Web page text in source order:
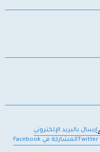
إرسال بالبريد الإلكتروني
‏المشاركة في Facebook